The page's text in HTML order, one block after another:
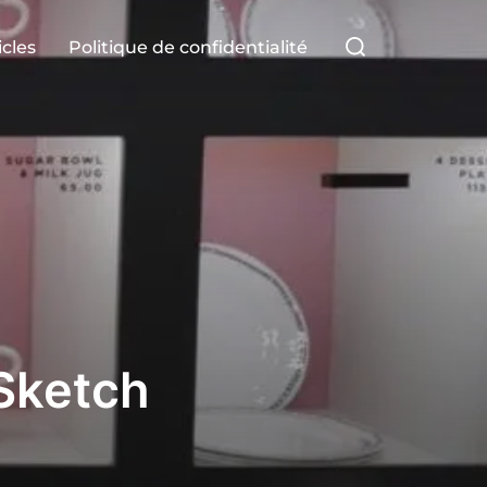
Politique de confidentialité
Rechercher :